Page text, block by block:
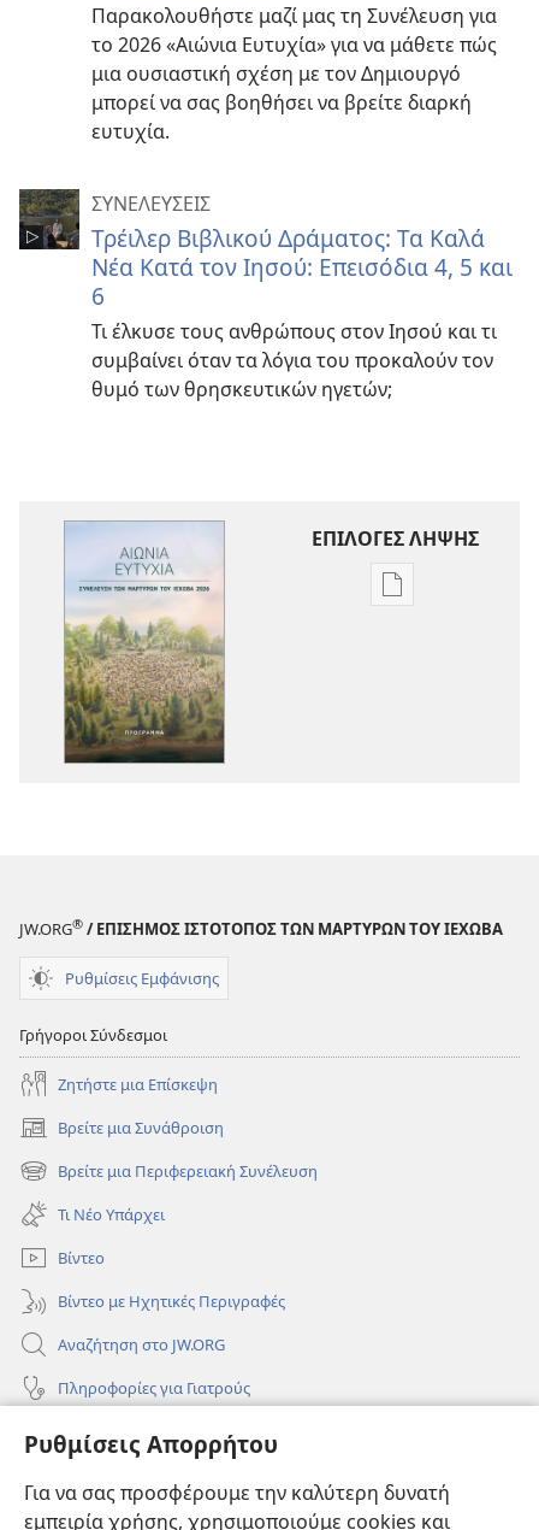
Ρυθμίσεις Απορρήτου
Για να σας προσφέρουμε την καλύτερη δυνατή
εμπειρία χρήσης, χρησιμοποιούμε cookies και
Παρακολουθήστε μαζί μας τη Συνέλευση για
το 2026 «Αιώνια Ευτυχία» για να μάθετε πώς
μια ουσιαστική σχέση με τον Δημιουργό
μπορεί να σας βοηθήσει να βρείτε διαρκή
ευτυχία.
ΣΥΝΕΛΕΥΣΕΙΣ
Τρέιλερ Βιβλικού Δράματος: Τα Καλά
Νέα Κατά τον Ιησού: Επεισόδια 4, 5 και
6
Τι έλκυσε τους ανθρώπους στον Ιησού και τι
συμβαίνει όταν τα λόγια του προκαλούν τον
θυμό των θρησκευτικών ηγετών;
ΕΠΙΛΟΓΕΣ ΛΗΨΗΣ
Επιλογές
JW.ORG® / ΕΠΙΣΗΜΟΣ ΙΣΤΟΤΟΠΟΣ ΤΩΝ ΜΑΡΤΥΡΩΝ ΤΟΥ ΙΕΧΩΒΑ
Ρυθμίσεις Εμφάνισης
Γρήγοροι Σύνδεσμοι
Ζητήστε μια Επίσκεψη
Βρείτε μια Συνάθροιση
(ανοίγει
νέο
παράθυρο)
Βρείτε μια Περιφερειακή Συνέλευση
(ανοίγει
νέο
παράθυρο)
Τι Νέο Υπάρχει
Βίντεο
Βίντεο με Ηχητικές Περιγραφές
Αναζήτηση στο JW.ORG
Πληροφορίες για Γιατρούς
Πληροφορίες για Επίσημους Φορείς και ΜΜΕ